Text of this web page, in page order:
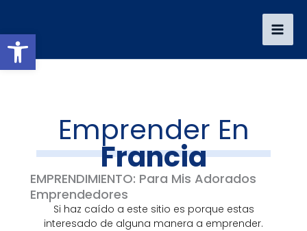
Abrir barra de herramientas
contenido
Emprender En
Francia
EMPRENDIMIENTO: Para Mis Adorados
Emprendedores
Si haz caído a este sitio es porque estas
interesado de alguna manera a emprender.